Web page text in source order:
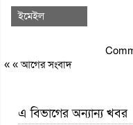
ইমেইল
« «আগের সংবাদ
এ বিভাগের অন্যান্য খবর